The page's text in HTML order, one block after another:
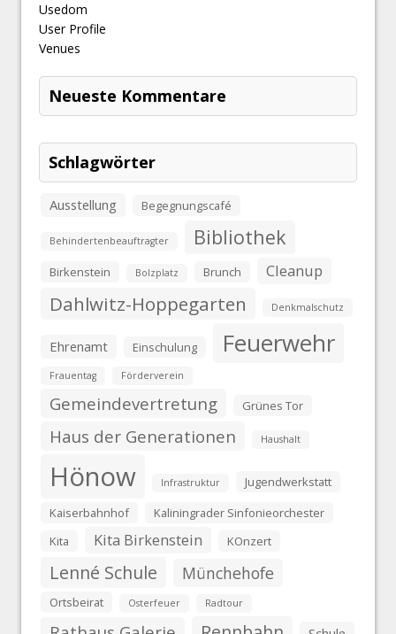
Usedom
User Profile
Venues
Neueste Kommentare
Schlagwörter
Ausstellung Begegnungscafé
Behindertenbeauftragter Bibliothek
Birkenstein Bolzplatz Brunch Cleanup
Dahlwitz-Hoppegarten Denkmalschutz
Ehrenamt Einschulung Feuerwehr
Frauentag Förderverein
Gemeindevertretung Grünes Tor
Haus der Generationen Haushalt
Hönow Infrastruktur
Jugendwerkstatt
Kaiserbahnhof
Kaliningrader Sinfonieorchester
Kita
Kita Birkenstein KOnzert
Lenné Schule Münchehofe
Ortsbeirat Osterfeuer Radtour